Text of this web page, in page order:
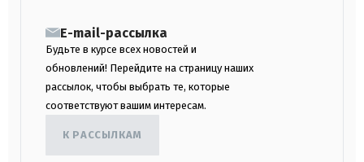
E-mail-рассылка
Будьте в курсе всех новостей и
обновлений! Перейдите на страницу наших
рассылок, чтобы выбрать те, которые
соответствуют вашим интересам.
К РАССЫЛКАМ